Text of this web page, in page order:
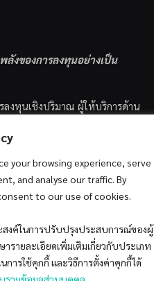
your browsing experience, serve
and analyse our traffic. By
to our use of cookies.
งค์ในการปรับปรุงประสบการณ์ของผู้
รายละเอียดเพิ่มเติมเกี่ยวกับประเภท
การใช้คุกกี้ และวิธีการตั้งค่าคุกกี้ได้
ลังของการลงทุนอย่างเป็น
ลงทุนเชิงปริมาณ ผู้ให้บริการด้าน
ช่วยเหลือให้นักลงทุนไทย
ลงทุนอย่างเป็นระบบแบบ
Investing